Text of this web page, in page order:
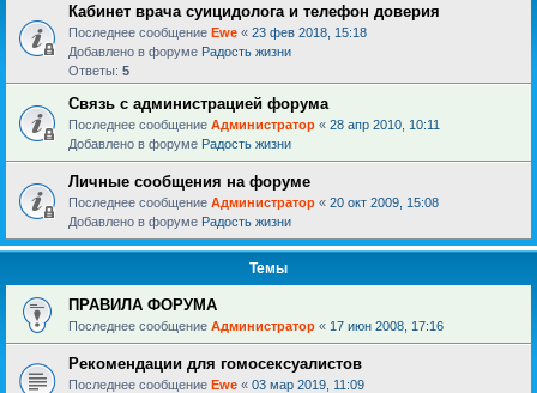
Кабинет врача суицидолога и телефон доверия
Последнее сообщение Ewe « 23 фев 2018, 15:18
Добавлено в форуме Радость жизни
Ответы: 5
Связь с администрацией форума
Последнее сообщение Администратор « 28 апр 2010, 10:11
Добавлено в форуме Радость жизни
Личные сообщения на форуме
Последнее сообщение Администратор « 20 окт 2009, 15:08
Добавлено в форуме Радость жизни
Темы
ПРАВИЛА ФОРУМА
Последнее сообщение Администратор « 17 июн 2008, 17:16
Рекомендации для гомосексуалистов
Последнее сообщение Ewe « 03 мар 2019, 11:09